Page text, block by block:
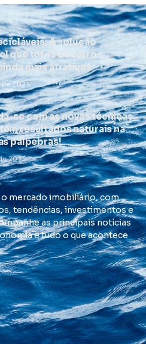
A solução
que torna os carros
mais atrativos
de 2025
se com as novas técnicas
resultados naturais na
pálpebras!
2025
mercado imobiliário, com
tendências, investimentos e
as principais notícias
e tudo o que acontece